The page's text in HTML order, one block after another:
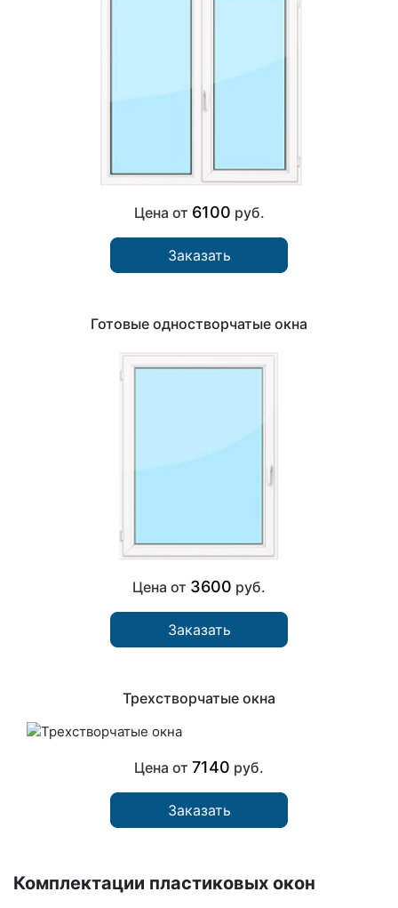
Цена от 6100 руб.
Заказать
Готовые одностворчатые окна
Цена от 3600 руб.
Заказать
Трехстворчатые окна
Цена от 7140 руб.
Заказать
Комплектации пластиковых окон